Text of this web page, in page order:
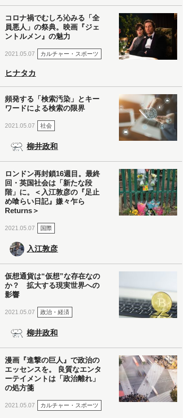
コロナ禍でむしろ沁みる「全
員悪人」の祭典。映画『ジェ
ントルメン』の魅力
2021.05.07 カルチャー・スポーツ
ヒナタカ
頻発する「検索汚染」とキー
ワードによる検索の限界
2021.05.07 社会
柳井政和
ロンドン再封鎖16週目。最終
回・英国社会は「新たな段
階」に。＜入江敦彦の『足止
め喰らい日記』嫌々乍ら
Returns＞
2021.05.07 国際
入江敦彦
仮想通貨は“仮想”な存在なの
か？ 拡大する現実世界への
影響
2021.05.07 政治・経済
柳井政和
漫画『進撃の巨人』で政治の
エッセンスを。 良質なエンタ
ーテイメントは「政治離れ」
の処方箋
2021.05.07 カルチャー・スポーツ